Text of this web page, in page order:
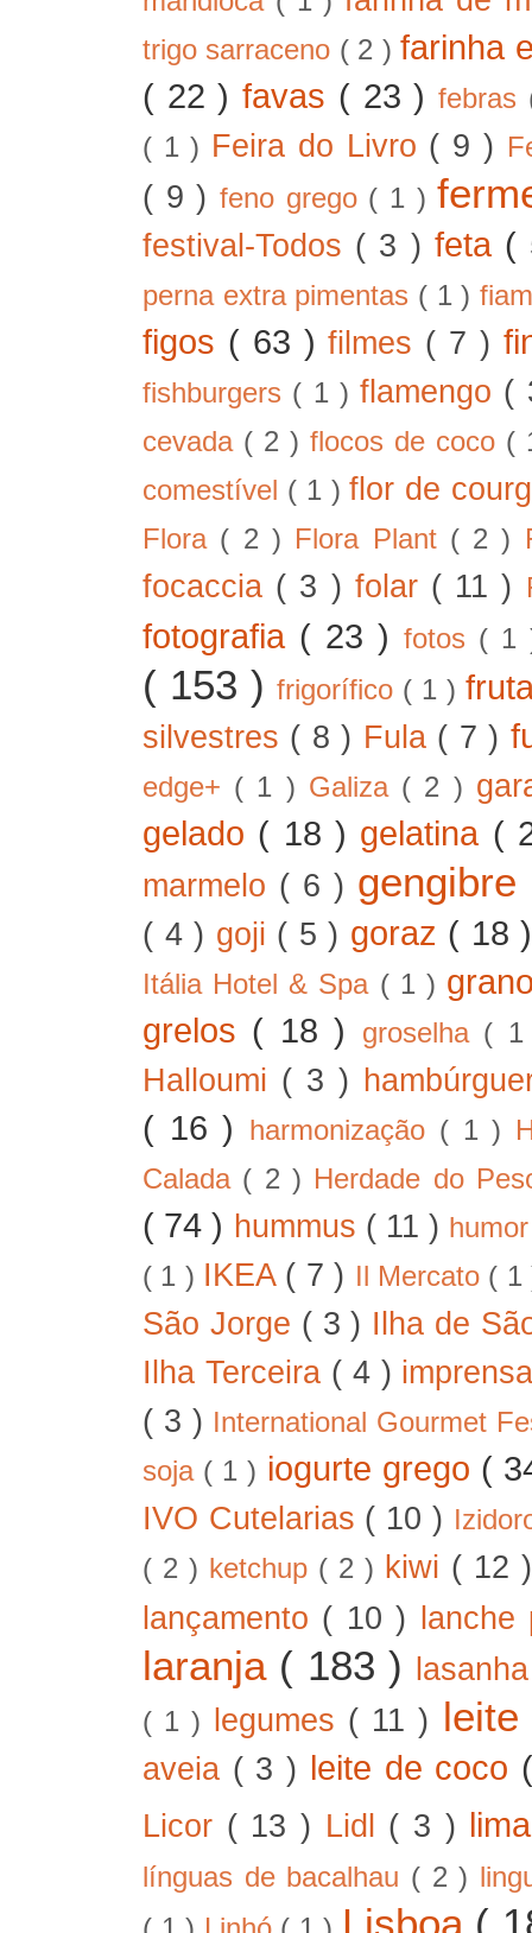
trigo sarraceno ( 2 )farinha
( 22 )favas ( 23 ) febras
( 1 ) Feira do Livro ( 9 )
( 9 ) feno grego ( 1 )
festival-Todos ( 3 ) feta (
perna extra pimentas ( 1 )
figos ( 63 )filmes ( 7 )
fishburgers ( 1 )flamengo (
cevada ( 2 )flocos de coco (
comestível ( 1 )flor de
Flora ( 2 ) Flora Plant ( 2 )
focaccia ( 3 ) folar ( 11 )
fotografia ( 23 ) fotos (
( 153 )frigorífico ( 1 )
silvestres ( 8 ) Fula ( 7 )
edge+ ( 1 ) Galiza ( 2 )
gelado ( 18 ) gelatina (
marmelo ( 6 ) gengibre
( 4 ) goji ( 5 ) goraz ( 18
Itália Hotel & Spa ( 1 )
grelos ( 18 ) groselha (
Halloumi ( 3 )
( 16 ) harmonização ( 1 )
Calada ( 2 ) Herdade do
( 74 ) hummus ( 11 )
( 1 ) IKEA ( 7 ) Il Mercato (
São Jorge ( 3 ) Ilha de
Ilha Terceira ( 4 )
( 3 ) International Gourmet
soja ( 1 ) iogurte grego (
IVO Cutelarias ( 10 )
( 2 ) ketchup ( 2 ) kiwi ( 12
lançamento ( 10 )
laranja ( 183 )
( 1 ) legumes ( 11 )
aveia ( 3 ) leite de coco
Licor ( 13 ) Lidl ( 3 )
línguas de bacalhau ( 2 )
Lisboa (